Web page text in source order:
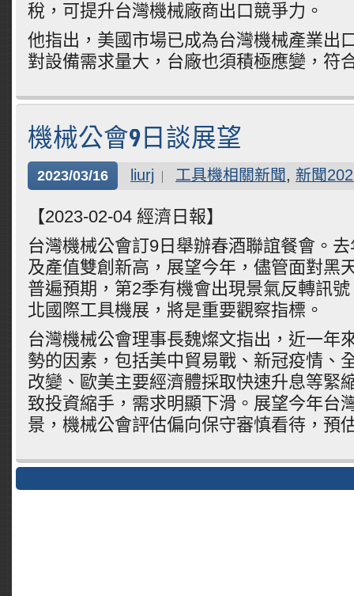
稅，可提升台灣機械廠商出口競爭力。
他指出，美國市場已成為台灣機械產業出
對設備需求量大，台廠也須積極應變，符
機械公會9日談展望
2023/03/16 liurj 工具機相關新聞, 新聞
【2023-02-04 經濟日報】
台灣機械公會訂9日舉辦春酒聯誼餐會。
及產值雙創新高，展望今年，儘管面對黑
普遍預期，第2季有機會出現景氣反轉訊
北國際工具機展，將是重要觀察指標。
台灣機械公會理事長魏燦文指出，近一年
勢的因素，包括美中貿易戰、新冠疫情、
改變、歐美主要經濟體採取快速升息等緊
致投資縮手，需求明顯下滑。展望今年台
景，機械公會評估偏向保守審慎看待，預